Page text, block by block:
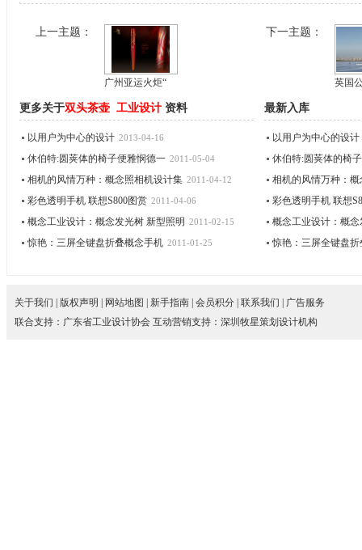
广州亚运火炬“
上一主题：
英国
下一主题：
更多关于双头茶壶 工业设计 资料
以用户为中心的设计 2013-04-16
休伯特:圆荚体的椅子便雅悯德一 2011-05-04
相机的风情万种：概念照相机设计集 2011-04-12
彩色透明手机 联想S800图赏 2011-04-06
概念工业设计：概念发光树 新型照明 2011-02-15
惊艳：三屏全键盘折叠概念手机 2011-01-25
最新入库
以用户为中心的设计
休伯特:圆荚体的椅
相机的风情万种：
彩色透明手机 联想
概念工业设计：概
惊艳：三屏全键盘折
关于我们 版权声明 网站地图 新手指南| 会员积分| 联系我们
广告服务
联合支持： 广东省工业设计协会互动营销支持： 深圳牧星策划设计机构